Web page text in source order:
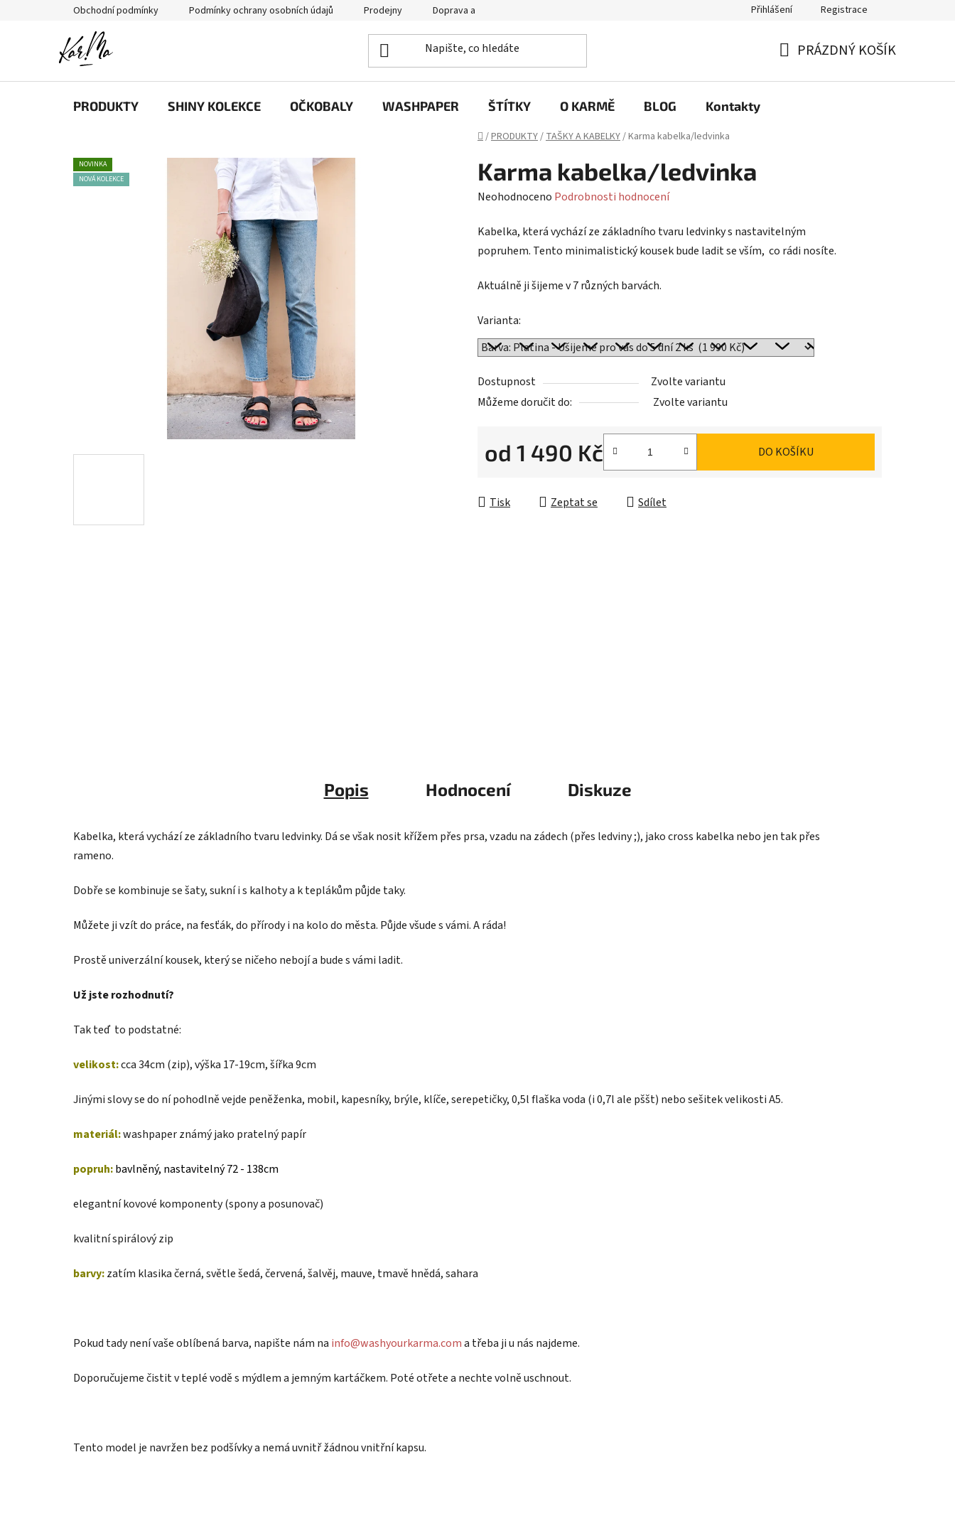
Obchodní podmínky Podmínky ochrany osobních údajů Prodejny Doprava a platba Možnosti výměny a reklamace
Přihlášení Registrace
PRÁZDNÝ KOŠÍK
PRODUKTY SHINY KOLEKCE OČKOBALY WASHPAPER ŠTÍTKY O KARMĚ BLOG Kontakty
Domů
/PRODUKTY/ TAŠKY A KABELKY/Karma kabelka/ledvinka
Karma kabelka/ledvinka
Průměrné
produktu
je
z
Neohodnoceno Podrobnosti hodnocení
Kabelka, která vychází ze základního tvaru ledvinky s nastavitelným
popruhem. Tento minimalistický kousek bude ladit se vším, co rádi nosíte.
Aktuálně ji šijeme v 7 různých barvách.
Varianta:
Dostupnost
Zvolte variantu
Můžeme doručit do:
Zvolte variantu
od 1 490 Kč DO KOŠÍKU
Tisk Zeptat se Sdílet
NOVINKA
NOVÁ KOLEKCE
Popis Hodnocení Diskuze
Kabelka, která vychází ze základního tvaru ledvinky. Dá se však nosit křížem přes prsa, vzadu na zádech (přes ledviny ;), jako cross kabelka nebo jen tak přes
rameno.
Dobře se kombinuje se šaty, sukní i s kalhoty a k teplákům půjde taky.
Můžete ji vzít do práce, na fesťák, do přírody i na kolo do města. Půjde všude s vámi. A ráda!
Prostě univerzální kousek, který se ničeho nebojí a bude s vámi ladit.
Už jste rozhodnutí?
Tak teď to podstatné:
velikost:cca 34cm (zip), výška 17-19cm, šířka 9cm
Jinými slovy se do ní pohodlně vejde peněženka, mobil, kapesníky, brýle, klíče, serepetičky, 0,5l flaška voda (i 0,7l ale pššt) nebo sešitek velikosti A5.
materiál:washpaper známý jako pratelný papír
popruh:bavlněný, nastavitelný 72 - 138cm
elegantní kovové komponenty (spony a posunovač)
kvalitní spirálový zip
barvy:zatím klasika černá, světle šedá, červená, šalvěj, mauve, tmavě hnědá, sahara
Pokud tady není vaše oblíbená barva, napište nám na info@washyourkarma.coma třeba ji u nás najdeme.
Doporučujeme čistit v teplé vodě s mýdlem a jemným kartáčkem. Poté otřete a nechte volně uschnout.
Tento model je navržen bez podšívky a nemá uvnitř žádnou vnitřní kapsu.